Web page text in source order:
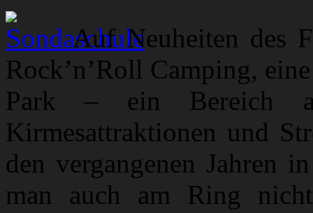
Auf Neuheiten des
Rock’n’Roll Camping,
Park – ein Bereich
Kirmesattraktionen und
den vergangenen Jahren
man auch am Ring